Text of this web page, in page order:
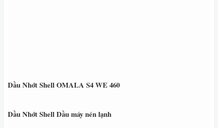
Dầu Nhớt Shell OMALA S4 WE 460
Dầu Nhớt Shell Dầu máy nén lạnh